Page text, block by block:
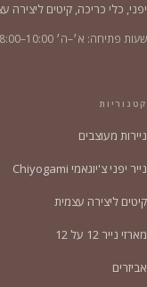
יפני, כלי כריכה, קיטים ליצירה
שעות פתיחה: א׳–ה׳ 10:00–18:00
קטגוריות
ניירות מעוצבים
נייר יפני צ'יוגאמי Chiyogami
קיטים ליצירה עצמית
מארזי נייר 12 על 12
אביזרים